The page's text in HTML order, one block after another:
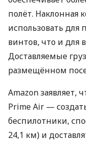
полёт. Наклонная
использовать для
винтов, что и для
Доставляемые
размещённом
Amazon заявляет,
Prime Air —
беспилотники,
24,1 км) и